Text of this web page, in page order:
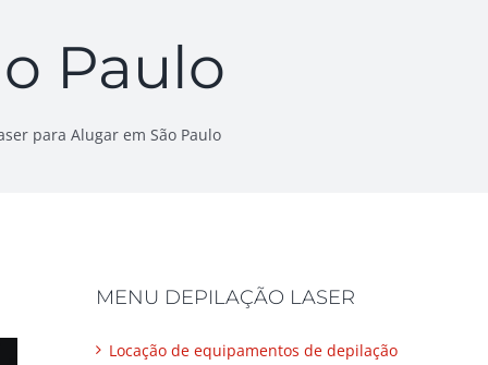
Paulo
para Alugar em São Paulo
MENU DEPILAÇÃO LASER
Locação de equipamentos de depilação